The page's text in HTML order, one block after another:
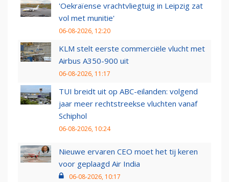
'Oekraïense vrachtvliegtuig in Leipzig zat
vol met munitie'
06-08-2026, 12:20
KLM stelt eerste commerciële vlucht met
Airbus A350-900 uit
06-08-2026, 11:17
TUI breidt uit op ABC-eilanden: volgend
jaar meer rechtstreekse vluchten vanaf
Schiphol
06-08-2026, 10:24
Nieuwe ervaren CEO moet het tij keren
voor geplaagd Air India
06-08-2026, 10:17